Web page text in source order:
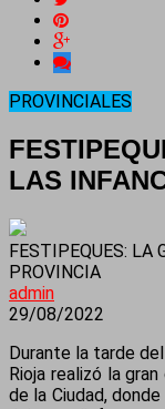
PROVINCIALES
LAS
FESTIPEQUES: LA
PROVINCIA
admin
29/08/2022
Durante la tarde
Rioja realizó la
de la Ciudad,